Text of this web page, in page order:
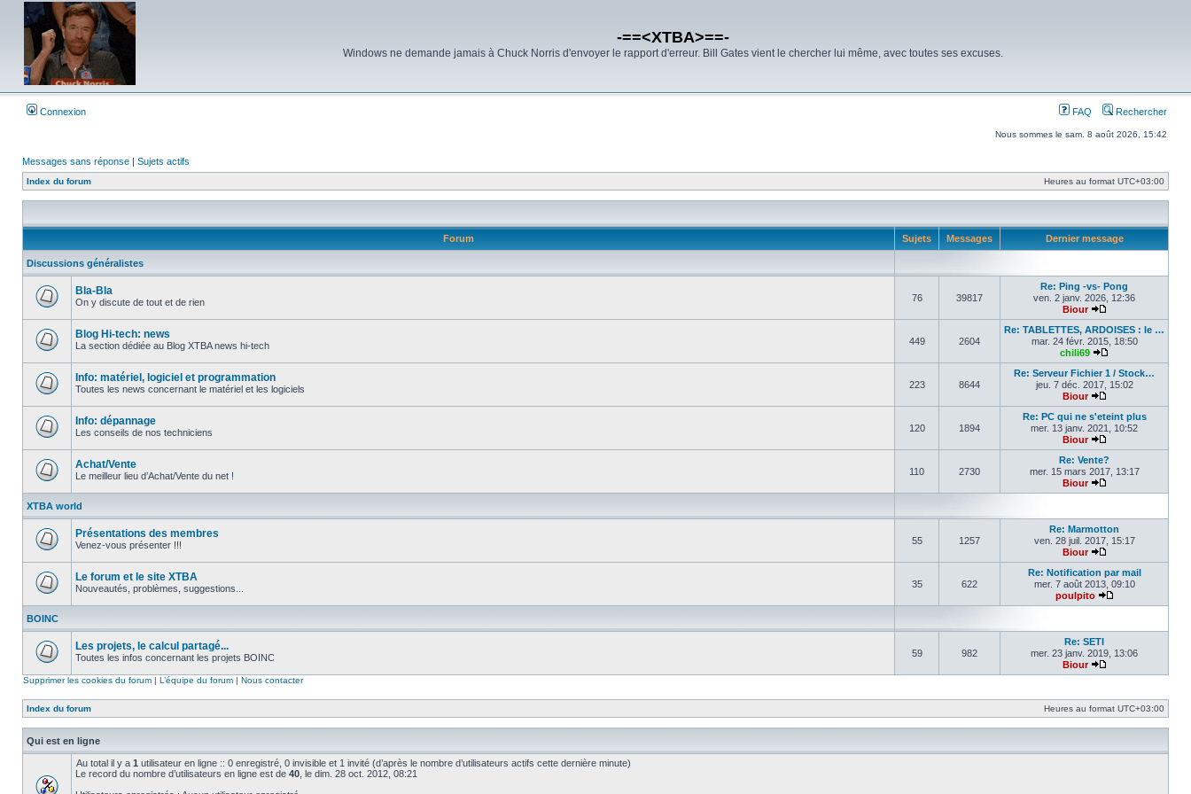
-==<XTBA>==-
Windows ne demande jamais à Chuck Norris d'envoyer le rapport d'erreur. Bill Gates vient le chercher lui même, avec toutes ses excuses.
Connexion FAQ Rechercher
Nous sommes le sam. 8 août 2026, 15:42
Messages sans réponse | Sujets actifs
Index du forum Heures au format UTC+03:00
Forum Sujets Messages Dernier message
Discussions généralistes
message
non
Bla-Bla
On y discute de tout et de rien 76 39817
Re: Ping -vs- Pong
ven. 2 janv. 2026, 12:36
Biour
Voir le dernier
message
non
Blog Hi-tech: news
La section dédiée au Blog XTBA news hi-tech 449 2604
Re: TABLETTES, ARDOISES : le …
mar. 24 févr. 2015, 18:50
chili69
Voir le dernier
message
non
Info: matériel, logiciel et programmation
Toutes les news concernant le matériel et les logiciels 223 8644
Re: Serveur Fichier 1 / Stock…
jeu. 7 déc. 2017, 15:02
Biour
Voir le dernier
message
non
Info: dépannage
Les conseils de nos techniciens 120 1894
Re: PC qui ne s'eteint plus
mer. 13 janv. 2021, 10:52
Biour
Voir le dernier
message
non
lu
Achat/Vente
Le meilleur lieu d’Achat/Vente du net ! 110 2730
Re: Vente?
mer. 15 mars 2017, 13:17
Biour
Voir le dernier
XTBA world
message
non
Présentations des membres
Venez-vous présenter !!! 55 1257
Re: Marmotton
ven. 28 juil. 2017, 15:17
Biour
Voir le dernier
message
lu
Le forum et le site XTBA
Nouveautés, problèmes, suggestions... 35 622
Re: Notification par mail
mer. 7 août 2013, 09:10
poulpito
Voir le dernier
BOINC
message
Les projets, le calcul partagé...
Toutes les infos concernant les projets BOINC 59 982
Re: SETI
mer. 23 janv. 2019, 13:06
Biour
Voir le dernier
Supprimer les cookies du forum | L’équipe du forum | Nous contacter
Index du forum Heures au format UTC+03:00
Qui est en ligne
Au total il y a 1 utilisateur en ligne :: 0 enregistré, 0 invisible et 1 invité (d’après le nombre d’utilisateurs actifs cette dernière minute)
Le record du nombre d’utilisateurs en ligne est de 40 , le dim. 28 oct. 2012, 08:21